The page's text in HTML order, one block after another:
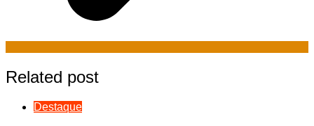
Related post
Destaque